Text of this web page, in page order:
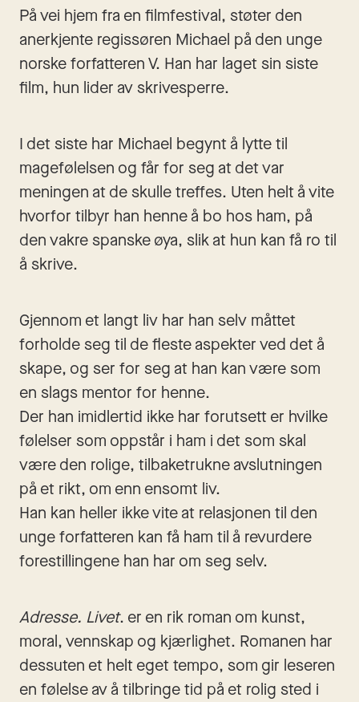
På vei hjem fra en filmfestival, støter den
anerkjente regissøren Michael på den unge
norske forfatteren V. Han har laget sin siste
film, hun lider av skrivesperre.
I det siste har Michael begynt å lytte til
magefølelsen og får for seg at det var
meningen at de skulle treffes. Uten helt å vite
hvorfor tilbyr han henne å bo hos ham, på
den vakre spanske øya, slik at hun kan få ro til
å skrive.
Gjennom et langt liv har han selv måttet
forholde seg til de fleste aspekter ved det å
skape, og ser for seg at han kan være som
en slags mentor for henne.
Der han imidlertid ikke har forutsett er hvilke
følelser som oppstår i ham i det som skal
være den rolige, tilbaketrukne avslutningen
på et rikt, om enn ensomt liv.
Han kan heller ikke vite at relasjonen til den
unge forfatteren kan få ham til å revurdere
forestillingene han har om seg selv.
Adresse. Livet. er en rik roman om kunst,
moral, vennskap og kjærlighet. Romanen har
dessuten et helt eget tempo, som gir leseren
en følelse av å tilbringe tid på et rolig sted i